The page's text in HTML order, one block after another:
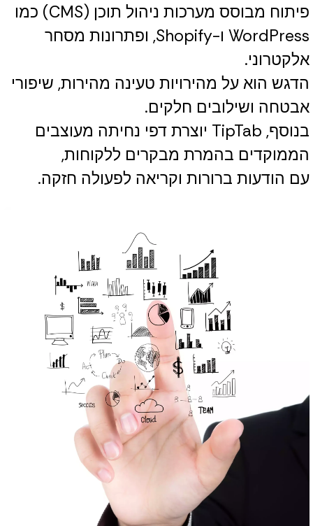
פיתוח מבוסס מערכות ניהול תוכן (CMS) כמו
WordPress ו-Shopify, ופתרונות מסחר
אלקטרוני.
הדגש הוא על מהירויות טעינה מהירות, שיפורי
אבטחה ושילובים חלקים.
בנוסף, TipTab יוצרת דפי נחיתה מעוצבים
הממוקדים בהמרת מבקרים ללקוחות,
עם הודעות ברורות וקריאה לפעולה חזקה.